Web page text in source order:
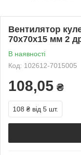
Вентилятор
70x70x15 мм 2
В наявності
Код: 102612-7015005
108,05 ₴
108 ₴ від 5 шт.